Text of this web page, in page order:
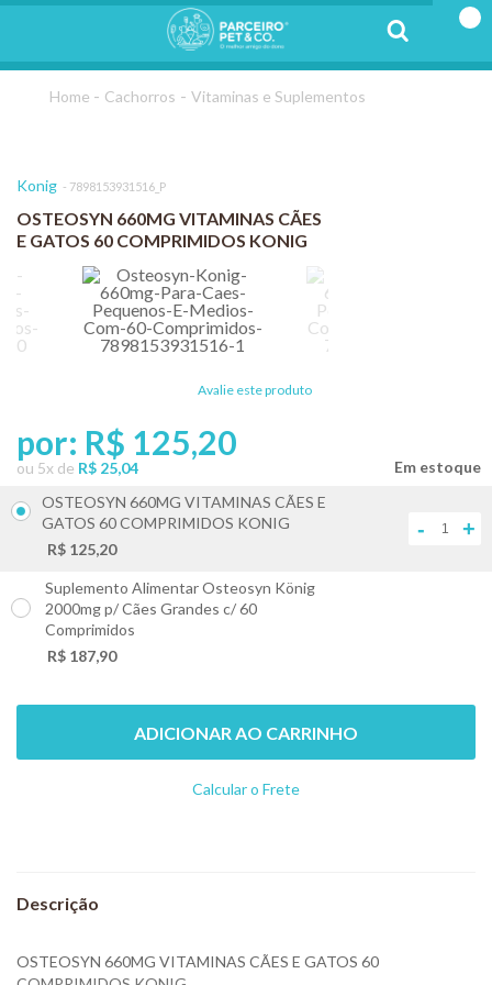
Cachorros Vitaminas e Suplementos
Avalie este produto
Konig 7898153931516_P
OSTEOSYN 660MG VITAMINAS CÃES
E GATOS 60 COMPRIMIDOS KONIG
por: R$ 125,20
ou 5x de R$ 25,04
OSTEOSYN 660MG VITAMINAS CÃES E
GATOS 60 COMPRIMIDOS KONIG
R$ 125,20
- +
Suplemento Alimentar Osteosyn König
2000mg p/ Cães Grandes c/ 60
Comprimidos
R$ 187,90
ADICIONAR AO CARRINHO
Calcular o Frete
Não sei meu CEP
OSTEOSYN 660MG VITAMINAS CÃES E GATOS 60